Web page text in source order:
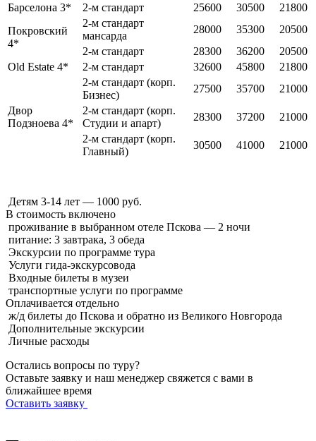
Барселона 3*
2-м стандарт 25600 30500
21800
Покровский
4*
2-м стандарт
мансарда
28000 35300
20500
2-м стандарт
28300 36200
20500
Old Estate 4*
2-м стандарт 32600 45800 21800
Двор
Подзноева 4*
2-м стандарт (корп.
Бизнес)
27500 35700
21000
2-м стандарт (корп.
Студии и апарт)
28300 37200
21000
2-м стандарт (корп.
Главный)
30500 41000 21000
Детям 3-14 лет — 1000 руб.
В стоимость включено
проживание в выбранном отеле Пскова — 2 ночи
питание: 3 завтрака, 3 обеда
Экскурсии по программе тура
Услуги гида-экскурсовода
Входные билеты в музеи
транспортные услуги по программе
Оплачивается отдельно
ж/д билеты до Пскова и обратно из Великого Новгорода
Дополнительные экскурсии
Личные расходы
Остались вопросы по туру?
Оставьте заявку и наш менеджер свяжется с вами в
ближайшее время
Оставить заявку